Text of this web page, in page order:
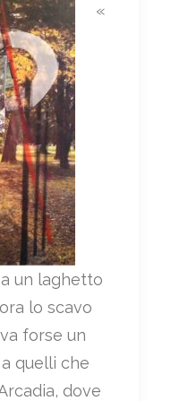
«
un laghetto
lo scavo
forse un
quelli che
dove